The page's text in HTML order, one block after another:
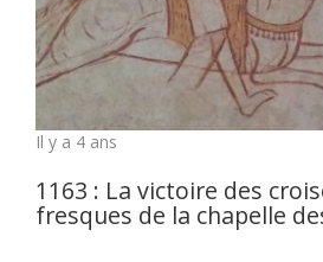
Il y a 4 ans
1163 : La victoire des
fresques de la chapelle